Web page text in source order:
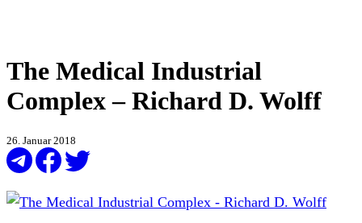
The Medical Industrial
Complex – Richard D. Wolff
26. Januar 2018